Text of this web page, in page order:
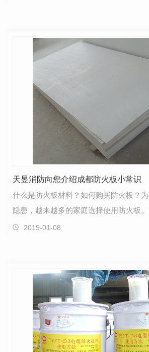
天昱消防向您介绍成都防火板小常识
什么是防火板材料？如何购买防火板？
隐患，越来越多的家庭选择使用防火板
燃，具有良好的防火和隔热性能。我们
2019-01-08